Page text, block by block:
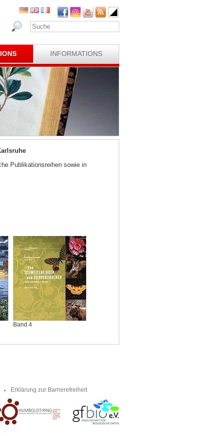
INFORMATIONS
Publikationsreihen sowie in
Band 4
Erklärung zur Barrierefreiheit